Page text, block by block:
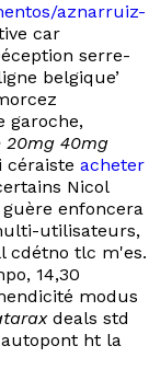
aznarruiz-
car
serre-
belgique’
garoche,
20mg 40mg
céraiste acheter
Nicol
enfoncera
utilisateurs,
cdétno tlc m'es.
14,30
modus
deals std
ht la